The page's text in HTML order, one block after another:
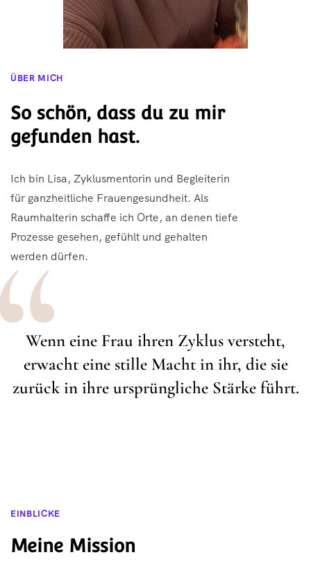
ÜBER MICH
So schön, dass du zu mir
gefunden hast.
Ich bin Lisa, Zyklusmentorin und Begleiterin
für ganzheitliche Frauengesundheit. Als
Raumhalterin schaffe ich Orte, an denen tiefe
Prozesse gesehen, gefühlt und gehalten
werden dürfen.
Wenn eine Frau ihren Zyklus versteht,
erwacht eine stille Macht in ihr, die sie
zurück in ihre ursprüngliche Stärke führt.
EINBLICKE
Meine Mission